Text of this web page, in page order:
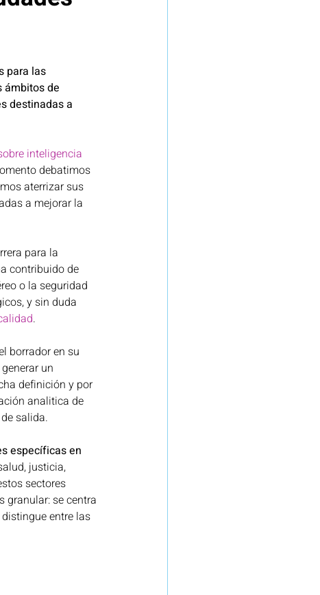
Proyecto Red.es
para las
ámbitos de
destinadas a
inteligencia
debatimos
aterrizar sus
a mejorar la
para la
contribuido de
o la seguridad
y sin duda
.
borrador en su
un
definición y por
analitica de
salida.
específicas en
justicia,
sectores
granular: se centra
entre las